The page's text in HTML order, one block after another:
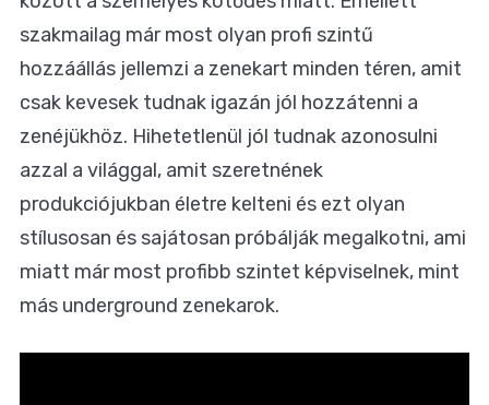
szakmailag már most olyan profi szintű
hozzáállás jellemzi a zenekart minden téren, amit
csak kevesek tudnak igazán jól hozzátenni a
zenéjükhöz. Hihetetlenül jól tudnak azonosulni
azzal a világgal, amit szeretnének
produkciójukban életre kelteni és ezt olyan
stílusosan és sajátosan próbálják megalkotni, ami
miatt már most profibb szintet képviselnek, mint
más underground zenekarok.